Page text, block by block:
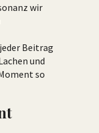
wir
Beitrag
und
so